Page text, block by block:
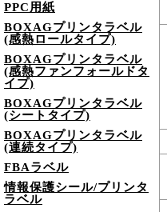
PPC用紙
BOXAGプリンタラベル
(感熱ロールタイプ)
BOXAGプリンタラベル
(感熱ファンフォールドタ
イプ)
BOXAGプリンタラベル
(シートタイプ)
BOXAGプリンタラベル
(連続タイプ)
FBAラベル
情報保護シール/プリンタ
ラベル